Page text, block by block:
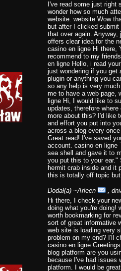
I've read some just right
wonder how so much
website. website Wow
but after I clicked submit
that over again.
offers clear idea for the
casino en ligne Hi there,
recommend to my
en ligne Hello, i read
just wondering if you get
plugin or anything you
so any help is very
me to have a web page,
ligne Hi, I would like to
updates, therefore
more about this? I'd like
and effort you put into
across a blog every
Great read! I've saved
account. casino en ligne
sea shell and gave it to
you put this to your ear."
hermit crab inside and it
this is totally off topic
Dodał(a) ~Arleen
,
Hi there, I check your
doing what you're doing!
worth bookmarking for
sort of great informative
web site is loading very
problem on my end? I'll
casino en ligne
blog platform are you
because I've had issues
platform. I would be